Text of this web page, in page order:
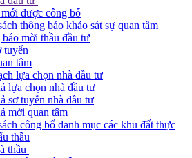
được công bố
thông báo khảo sát sự quan tâm
mời thầu đầu tư
tuyển
tâm
lựa chọn nhà đầu tư
lựa chọn nhà đầu tư
sơ tuyển nhà đầu tư
mời quan tâm
công bố danh mục các khu đất thực
thầu
thầu